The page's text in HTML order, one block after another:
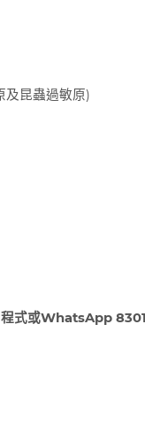
及昆蟲過敏原)
式或WhatsApp